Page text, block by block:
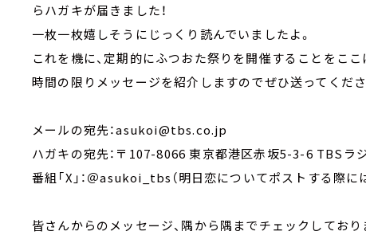
らハガキが届きました！
一枚一枚嬉しそうにじっくり読んでいましたよ。
これを機に、定期的にふつおた祭りを開催することをここ
時間の限りメッセージを紹介しますのでぜひ送ってくださ
メールの宛先：asukoi@tbs.co.jp
ハガキの宛先：〒107-8066 東京都港区赤坂5-3-6 TBSラジ
番組「X」：＠asukoi_tbs（明日恋についてポストする際に
皆さんからのメッセージ、隅から隅までチェックしており